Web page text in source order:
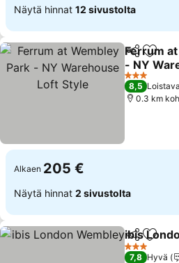
Näytä hinnat 12 sivustolta
Jaa
Ferrum
- NY
Style
Katso
3 Tähtiluokitus
8,5 Loistava
0.3 km
Alkaen 205 €
Näytä hinnat 2 sivustolta
Jaa Lisää
ibis
3
7,8 Hyvä